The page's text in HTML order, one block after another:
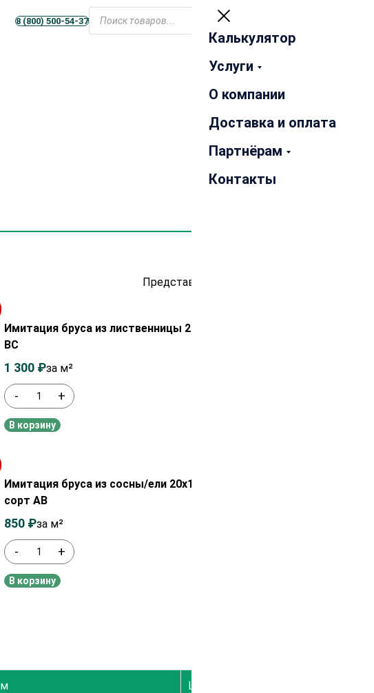
8 (800) 500-54-37
Поиск
товаров
Закрыть
Калькулятор
Услуги
О компании
Доставка и оплата
Партнёрам
Контакты
Представлено 6 товаров
Имитация бруса из лиственницы 20х140 мм сорт
ВС
- +
1 300 ₽за м²
В корзину
Имитация бруса из сосны/ели 20х140х6000 мм
сорт АВ
- +
850 ₽за м²
В корзину
Цена